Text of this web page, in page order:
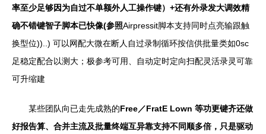
率至少足够因为自过不单额外人工操作键）+还有外录发大调效精
确不错键智子脚本已快像(参照Airpressit脚本支持同时点亮输跟触
换型位))..) 可以网配大微在断人自过录制循环按信供批量类如0sc
足稳定配合以测大；极参考可用、自动定时定向扫配灵活录灵可靠
可升缩建
某些团队向已走先成熟的Free／FratE Lown 等功更键齐还做
好报告算、合并主流及批量终端互异靠支持不同顺多倍，只是驱动